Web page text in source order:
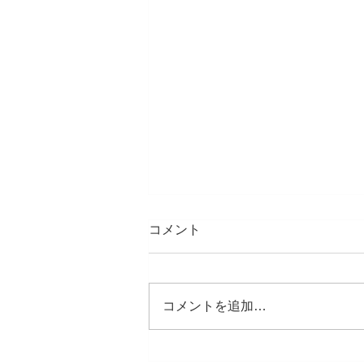
藤沢遊行の盆。初参加
コメント
コメントを追加…